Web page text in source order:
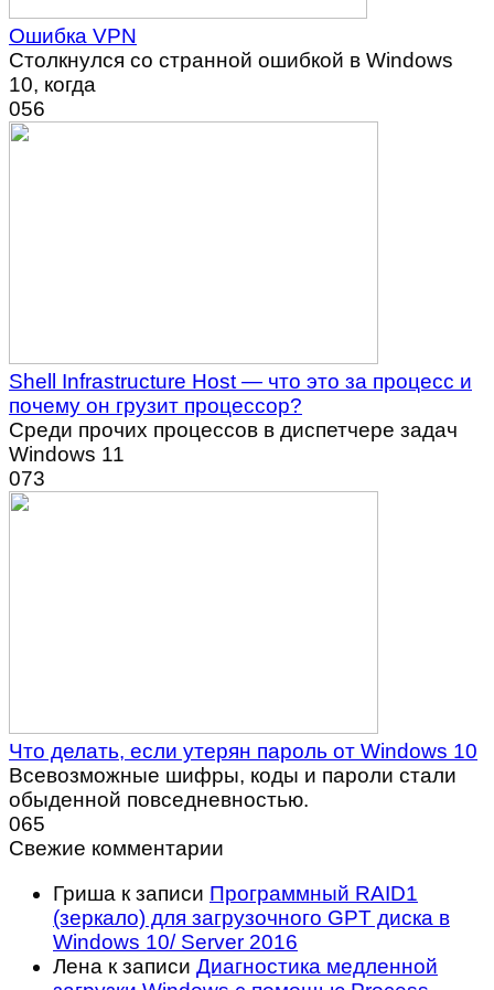
Ошибка VPN
Столкнулся со странной ошибкой в Windows
10, когда
056
Shell Infrastructure Host — что это за процесс и
почему он грузит процессор?
Среди прочих процессов в диспетчере задач
Windows 11
073
Что делать, если утерян пароль от Windows 10
Всевозможные шифры, коды и пароли стали
обыденной повседневностью.
065
Свежие комментарии
Гриша к записи Программный RAID1
(зеркало) для загрузочного GPT диска в
Windows 10/ Server 2016
Лена к записи Диагностика медленной